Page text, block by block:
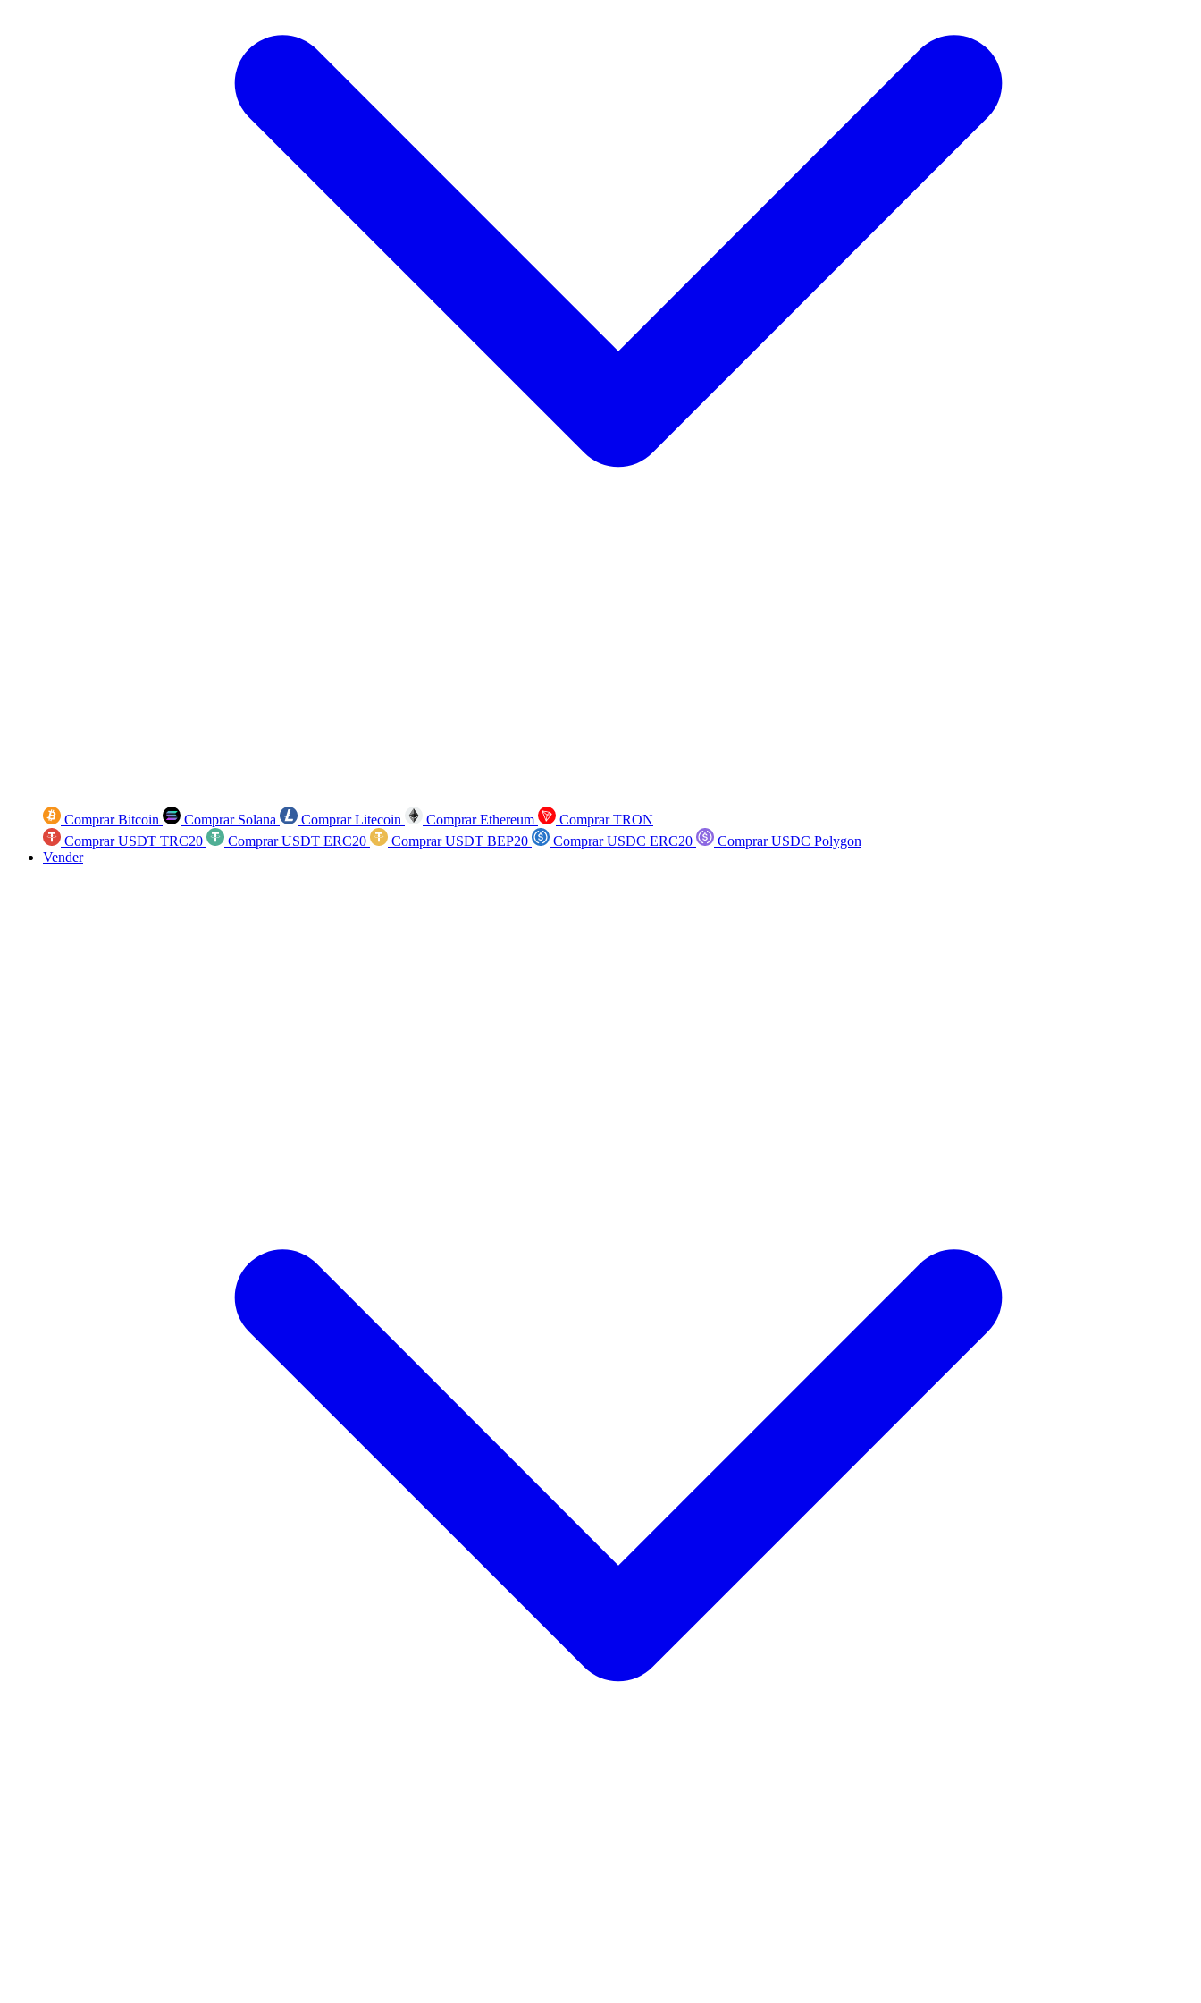
Comprar Bitcoin Comprar Solana Comprar Litecoin Comprar Ethereum
Comprar TRON
Comprar USDT TRC20
Comprar USDT ERC20 Comprar USDT BEP20 Comprar USDC ERC20
Comprar USDC Polygon
Vender